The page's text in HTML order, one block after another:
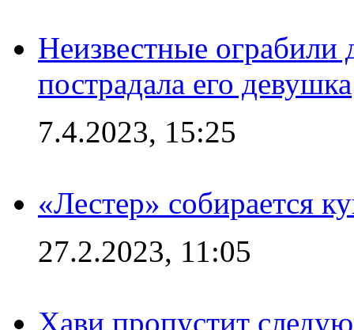
Неизвестные
пострадала его девушка
7.4.2023, 15:25
«Лестер» собирается
27.2.2023, 11:05
Хави пропустит